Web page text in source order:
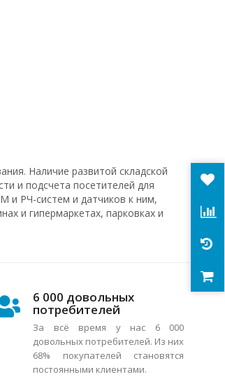
Наличие развитой складской
и подсчета посетителей для
и РЧ-систем и датчиков к ним,
и гипермаркетах, парковках и
6 000 довольных
потребителей
За всё время у нас 6 000
довольных потребителей. Из них
68% покупателей становятся
постоянными клиентами.